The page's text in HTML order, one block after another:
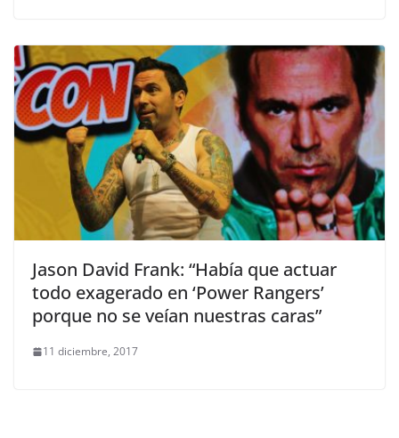
Jason David Frank: “Había que actuar
todo exagerado en ‘Power Rangers’
porque no se veían nuestras caras”
11 diciembre, 2017